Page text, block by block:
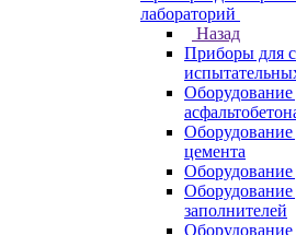
лабораторий
Назад
Приборы для
Оборудование
цемента
Оборудование
заполнителей
Оборудование